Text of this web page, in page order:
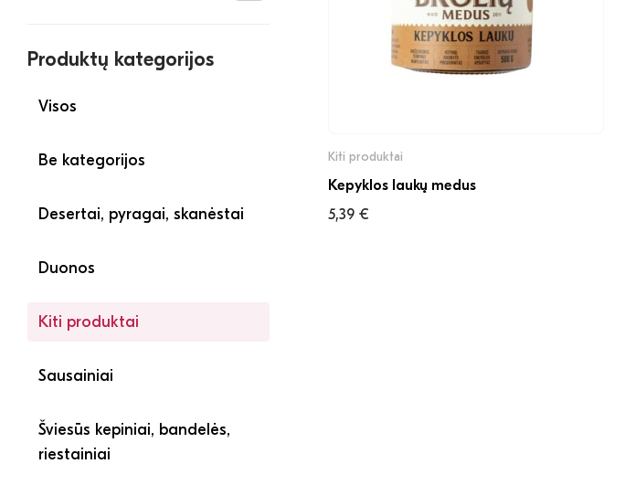
Produktų kategorijos
Visos
Be kategorijos
Desertai, pyragai, skanėstai
Duonos
Kiti produktai
Sausainiai
Šviesūs kepiniai, bandelės,
riestainiai
Kiti produktai
Kepyklos laukų medus
5,39 €